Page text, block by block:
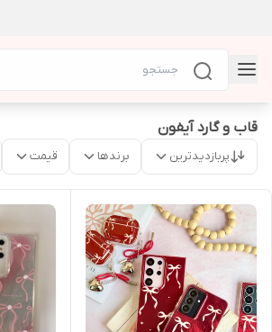
قاب و گارد آیفون
پربازدیدترین برندها قیمت